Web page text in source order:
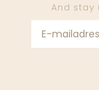
And